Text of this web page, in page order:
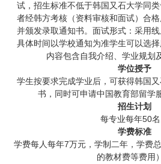
试，招生标准不低于韩国又石大学同
者经韩方考核（资料审核和面试）合
并颁发录取通知书。面试形式：采用
具体时间以学校通知为准学生可以选
内容包含自我介绍、学业规划
学位授予
学生按要求完成学业后，可获得韩国
书，同时可申请中国教育部留学
招生计划
每专业每年50名
学费标准
学费每人每年7万元，学制二年，学费
的教材费等费用